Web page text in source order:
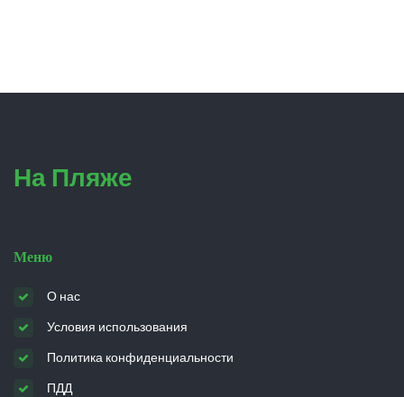
На Пляже
Меню
О нас
Условия использования
Политика конфиденциальности
ПДД